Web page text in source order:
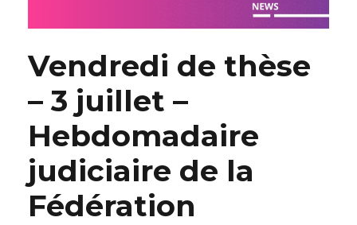
Vendredi de thèse
– 3 juillet –
Hebdomadaire
judiciaire de la
Fédération